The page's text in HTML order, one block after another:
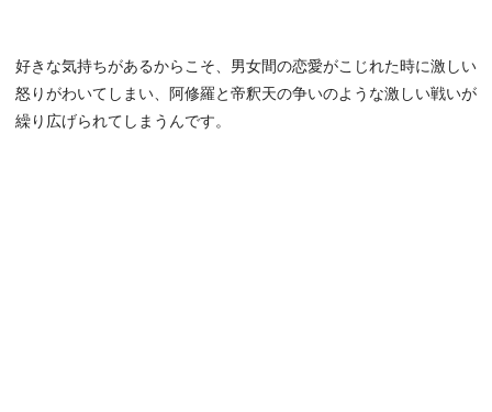
好きな気持ちがあるからこそ、男女間の恋愛がこじれた時に激しい
怒りがわいてしまい、阿修羅と帝釈天の争いのような激しい戦いが
繰り広げられてしまうんです。